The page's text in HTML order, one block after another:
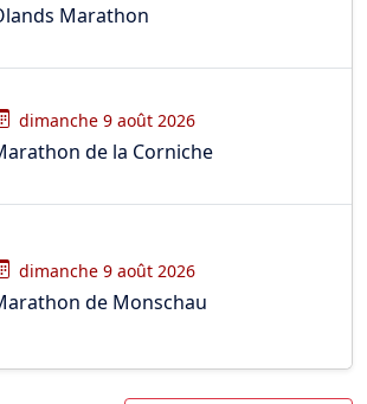
Marathon
dimanche 9 août 2026
de la Corniche
dimanche 9 août 2026
de Monschau